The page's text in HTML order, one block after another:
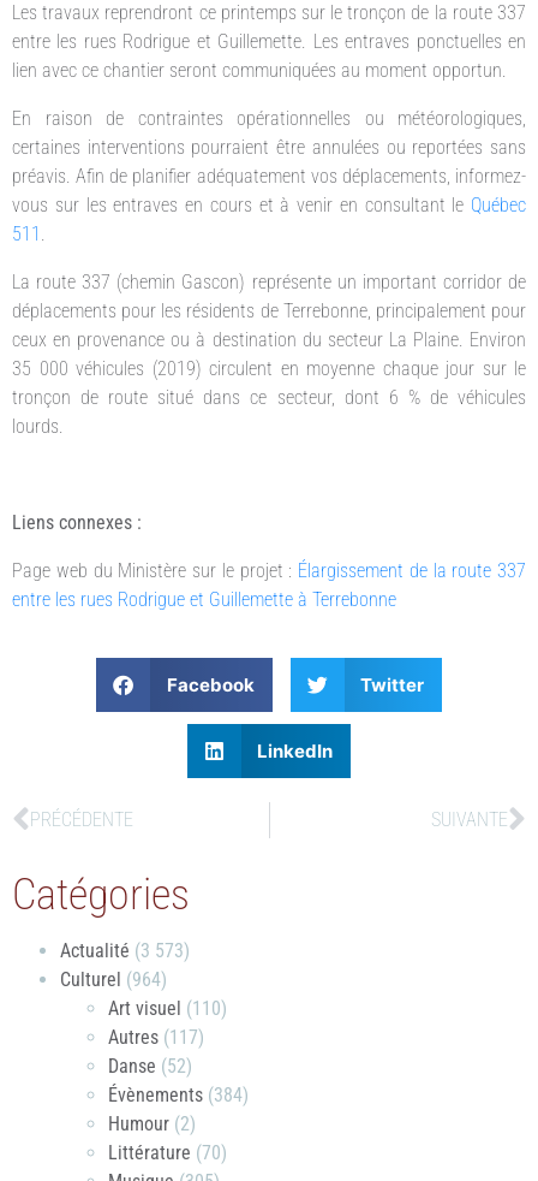
Les travaux reprendront ce printemps sur le tronçon de la route 337
entre les rues Rodrigue et Guillemette. Les entraves ponctuelles en
lien avec ce chantier seront communiquées au moment opportun.
En raison de contraintes opérationnelles ou météorologiques,
certaines interventions pourraient être annulées ou reportées sans
préavis. Afin de planifier adéquatement vos déplacements, informez-
vous sur les entraves en cours et à venir en consultant le Québec
511 .
La route 337 (chemin Gascon) représente un important corridor de
déplacements pour les résidents de Terrebonne, principalement pour
ceux en provenance ou à destination du secteur La Plaine. Environ
35 000 véhicules (2019) circulent en moyenne chaque jour sur le
tronçon de route situé dans ce secteur, dont 6 % de véhicules
lourds.
Liens connexes :
Page web du Ministère sur le projet : Élargissement de la route 337
entre les rues Rodrigue et Guillemette à Terrebonne
Facebook Twitter
LinkedIn
PRÉCÉDENTE SUIVANTE
Catégories
Actualité (3 573)
Culturel (964)
Art visuel (110)
Autres (117)
Danse (52)
Évènements (384)
Humour (2)
Littérature (70)